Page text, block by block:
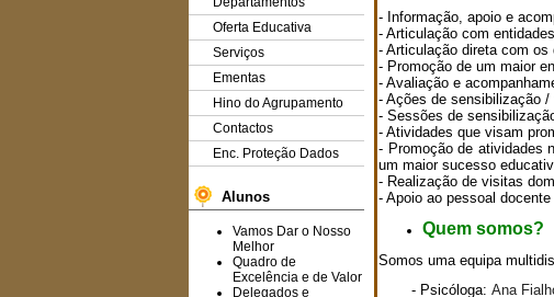
Oferta Educativa
Serviços
Ementas
Hino do Agrupamento
Contactos
Enc. Proteção Dados
Alunos
Vamos Dar o Nosso
Melhor
Quadro de
Excelência e de Valor
Delegados e
- Informação, apoio e
- Articulação com
- Articulação direta com
- Promoção de um maior
- Avaliação e
- Ações de sensibilização
- Sessões de
- Atividades que visam
- Promoção de atividades
um maior sucesso
- Realização de visitas
- Apoio ao pessoal
Quem somos?
Somos uma equipa
- Psicóloga: Ana